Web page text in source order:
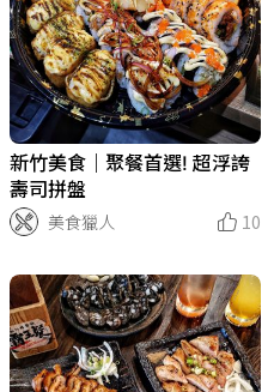
新竹美食｜聚餐首選! 超浮誇
壽司拼盤
美食獵人
10